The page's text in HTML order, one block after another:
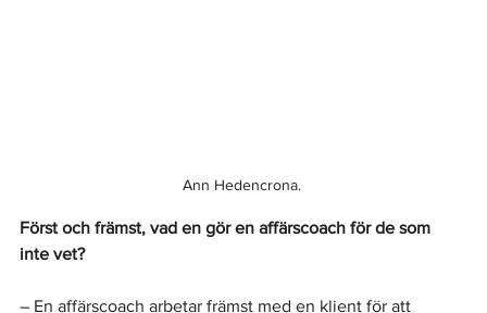
Ann Hedencrona.
Först och främst, vad en gör en affärscoach för de som
inte vet?
– En affärscoach arbetar främst med en klient för att